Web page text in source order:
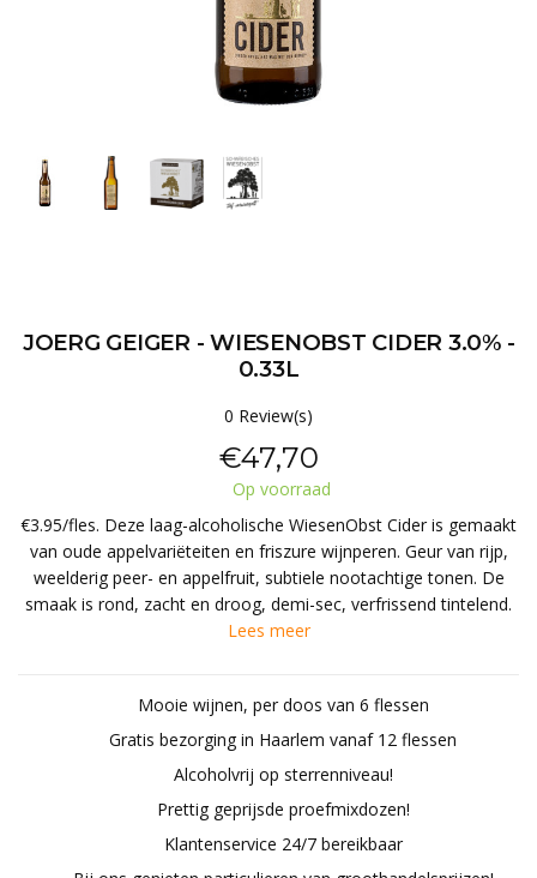
JOERG GEIGER - WIESENOBST CIDER 3.0% -
0.33L
0 Review(s)
€47,70
Op voorraad
€3.95/fles. Deze laag-alcoholische WiesenObst Cider is gemaakt
van oude appelvariëteiten en friszure wijnperen. Geur van rijp,
weelderig peer- en appelfruit, subtiele nootachtige tonen. De
smaak is rond, zacht en droog, demi-sec, verfrissend tintelend.
Lees meer
Mooie wijnen, per doos van 6 flessen
Gratis bezorging in Haarlem vanaf 12 flessen
Alcoholvrij op sterrenniveau!
Prettig geprijsde proefmixdozen!
Klantenservice 24/7 bereikbaar